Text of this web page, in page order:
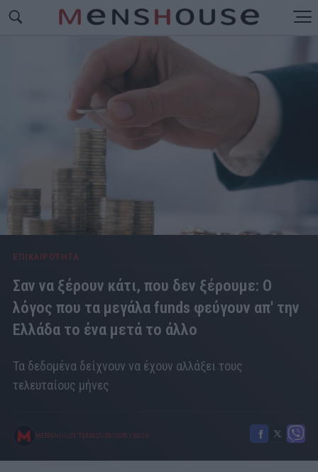
ΕΠΙΚΑΙΡΟΤΗΤΑ
Σαν να ξέρουν κάτι, που δεν ξέρουμε: Ο
λόγος που τα μεγάλα funds φεύγουν απ' την
Ελλάδα το ένα μετά το άλλο
Τα δεδομένα δείχνουν να έχουν αλλάξει τους
τελευταίους μήνες
MENSHOUSE TEAM 21/03/2025 00:30